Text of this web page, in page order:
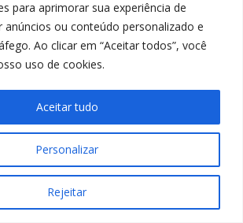
para aprimorar sua experiência de
anúncios ou conteúdo personalizado e
Ao clicar em “Aceitar todos”, você
uso de cookies.
Personalizar
Rejeitar
Aceitar tudo